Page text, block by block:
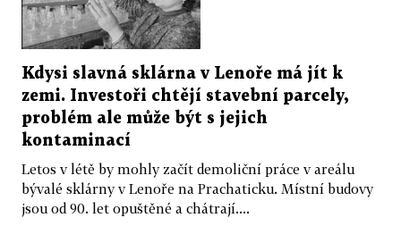
Kdysi slavná sklárna v Lenoře má jít k
zemi. Investoři chtějí stavební parcely,
problém ale může být s jejich
kontaminací
Letos v létě by mohly začít demoliční práce v areálu
bývalé sklárny v Lenoře na Prachaticku. Místní budovy
jsou od 90. let opuštěné a chátrají....